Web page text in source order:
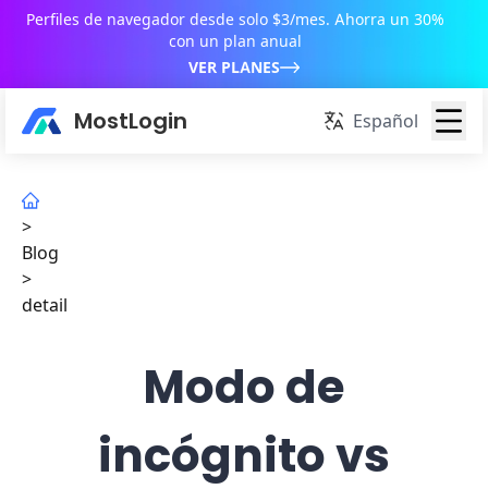
Perfiles de navegador desde solo $3/mes. Ahorra un 30%
con un plan anual
VER PLANES
MostLogin Español
>
Blog
>
detail
Modo de
incógnito vs